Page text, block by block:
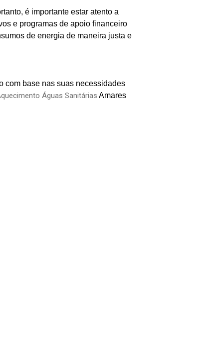
é importante estar atento a
e programas de apoio financeiro
de energia de maneira justa e
com base nas suas necessidades
Águas Sanitárias Amares